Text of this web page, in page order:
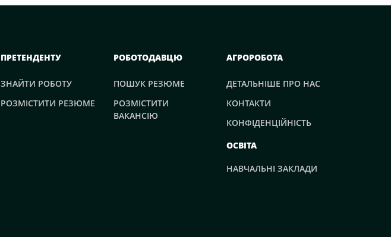
ПРЕТЕНДЕНТУ
ЗНАЙТИ РОБОТУ
РОЗМІСТИТИ РЕЗЮМЕ
РОБОТОДАВЦЮ
ПОШУК РЕЗЮМЕ
РОЗМІСТИТИ
ВАКАНСІЮ
АГРОРОБОТА
ДЕТАЛЬНІШЕ ПРО НАС
КОНТАКТИ
КОНФІДЕНЦІЙНІСТЬ
ОСВІТА
НАВЧАЛЬНІ ЗАКЛАДИ